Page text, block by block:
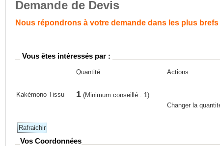
Demande de Devis
Nous répondrons à votre demande dans les plus brefs
Vous êtes intéressés par :
Quantité Actions
Kakémono Tissu 1 (Minimum conseillé : 1)
Changer la
Vos Coordonnées